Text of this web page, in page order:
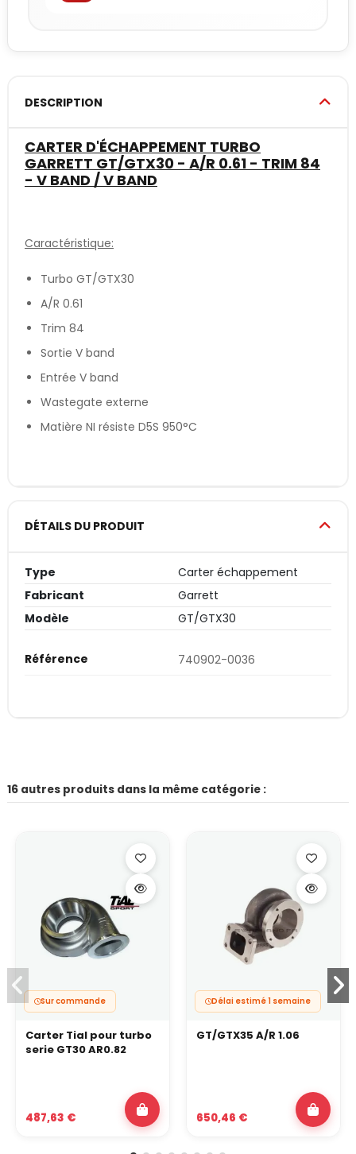
DESCRIPTION
CARTER D'ÉCHAPPEMENT TURBO
GARRETT GT/GTX30 - A/R 0.61 - TRIM 84
- V BAND / V BAND
Caractéristique:
Turbo GT/GTX30
A/R 0.61
Trim 84
Sortie V band
Entrée V band
Wastegate externe
Matière NI résiste D5S 950°C
DÉTAILS DU PRODUIT
Type
Carter échappement
Fabricant
Garrett
Modèle
GT/GTX30
Référence 740902-0036
16 autres produits dans la même catégorie :
Sur commande
Carter Tial pour turbo
serie GT30 AR0.82
487,63 €
Délai estimé 1 semaine
GT/GTX35 A/R 1.06
650,46 €